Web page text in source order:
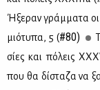
Ήξε­ραν γράμ­μα­τα οι
μιό­τυ­πα, 5 (#80)
σί­ες και πό­λεις
που θα δί­στα­ζα να